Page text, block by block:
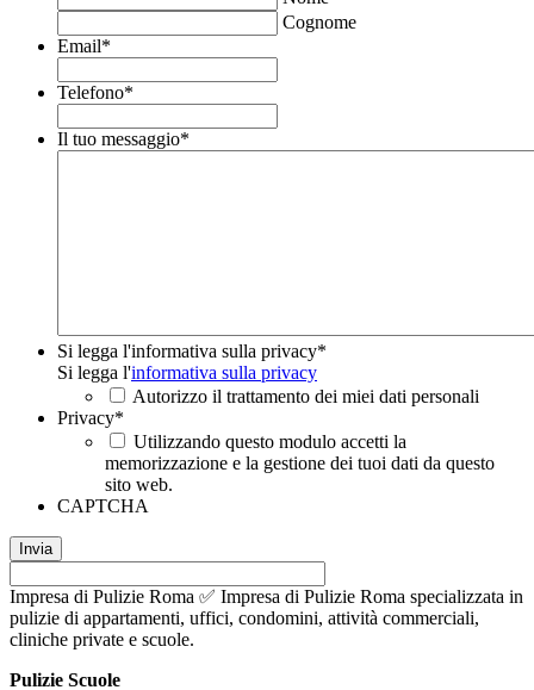
Cognome
Email*
Telefono*
Il tuo messaggio*
Si legga l'informativa sulla privacy*
Si legga l'informativa sulla privacy
Autorizzo il trattamento dei miei dati personali
Privacy*
Utilizzando questo modulo accetti la
memorizzazione e la gestione dei tuoi dati da questo
sito web.
CAPTCHA
Impresa di Pulizie Roma ✅ Impresa di Pulizie Roma specializzata in
pulizie di appartamenti, uffici, condomini, attività commerciali,
cliniche private e scuole.
Pulizie Scuole